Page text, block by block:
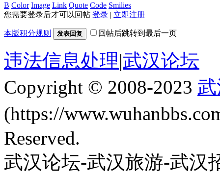
B Color Image Link Quote Code Smilies
您需要登录后才可以回帖 登录 | 立即注册
本版积分规则 发表回复 回帖后跳转到最后一页
违法信息处理|武汉论坛
Copyright © 2008-2023
(https://
Reserved.
武汉论坛-武汉旅游-武汉